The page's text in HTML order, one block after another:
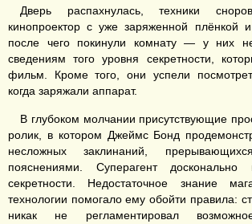
Дверь распахнулась, техники
кинопроектор с уже заряженной плёнкой и
после чего покинули комнату — у них
сведениям того уровня секретности,
фильм. Кроме того, они успели
когда заряжали аппарат.
В глубоком молчании присутствующие
ролик, в котором Джеймс Бонд
несложных заклинаний,
пояснениями. Суперагент
секретности. Недостаточное знание
технологии помогало ему обойти правила:
никак не регламентировал